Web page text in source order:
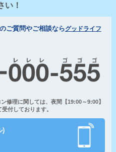
い！
ご質問やご相談ならグッドライフ
修理に関しては、夜間【19:00～9:00】
付しております。
)